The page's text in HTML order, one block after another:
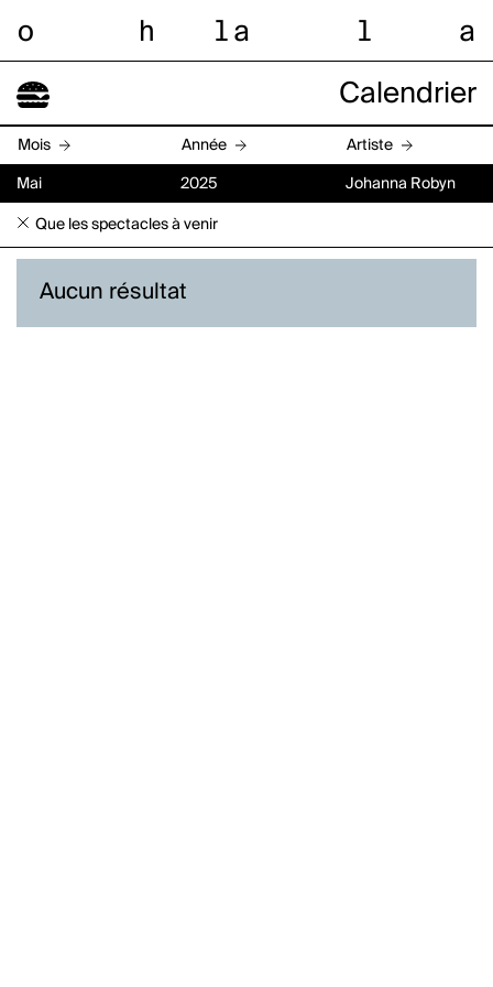
o h l a l a
Calendrier
Mois Année Artiste
Mai 2025 Johanna Robyn
Que les spectacles à venir
Aucun résultat